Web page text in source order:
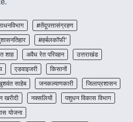
विकास और किसानों की आय…
: पांच माह की अनुष्का को मिला नया
चिरायु योजना से संभव हुई सफल सर्जरी
Khabar August 7, 2026
राष्ट्रीय बाल स्वास्थ्य कार्यक्रम (चिरायु) के तहत
जिले की 5 माह की मासूम…
#तेंदूपत्तासंग्रहण
#हर्बलकॉफी’
शाह अवैध रेत परिवहन
उत्तराखंड
एडवाइजरी
किसानों
साहेब जनकल्याणकारी
जिलाप्रशासन
खरीदी नक्सलियों
पशुधन विकास विभाग
योजना